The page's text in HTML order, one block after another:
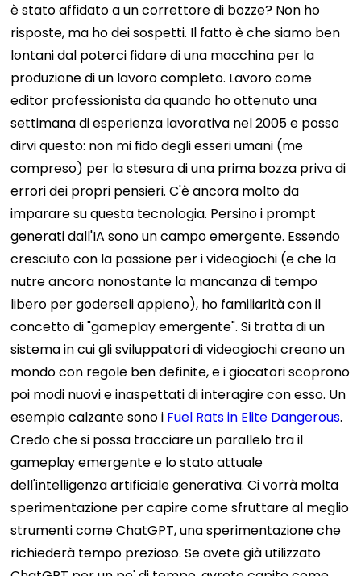
è stato affidato a un correttore di bozze? Non ho
risposte, ma ho dei sospetti. Il fatto è che siamo ben
lontani dal poterci fidare di una macchina per la
produzione di un lavoro completo. Lavoro come
editor professionista da quando ho ottenuto una
settimana di esperienza lavorativa nel 2005 e posso
dirvi questo: non mi fido degli esseri umani (me
compreso) per la stesura di una prima bozza priva di
errori dei propri pensieri. C'è ancora molto da
imparare su questa tecnologia. Persino i prompt
generati dall'IA sono un campo emergente. Essendo
cresciuto con la passione per i videogiochi (e che la
nutre ancora nonostante la mancanza di tempo
libero per goderseli appieno), ho familiarità con il
concetto di "gameplay emergente". Si tratta di un
sistema in cui gli sviluppatori di videogiochi creano un
mondo con regole ben definite, e i giocatori scoprono
poi modi nuovi e inaspettati di interagire con esso. Un
esempio calzante sono i Fuel Rats in Elite Dangerous.
Credo che si possa tracciare un parallelo tra il
gameplay emergente e lo stato attuale
dell'intelligenza artificiale generativa. Ci vorrà molta
sperimentazione per capire come sfruttare al meglio
strumenti come ChatGPT, una sperimentazione che
richiederà tempo prezioso. Se avete già utilizzato